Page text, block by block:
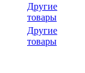
Другие
товары
Другие
товары